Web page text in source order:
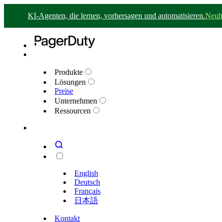
KI-Agenten, die lernen, vorhersagen und automatisieren.
Produkte
Lösungen
Preise
Unternehmen
Ressourcen
English
Deutsch
Français
日本語
Kontakt